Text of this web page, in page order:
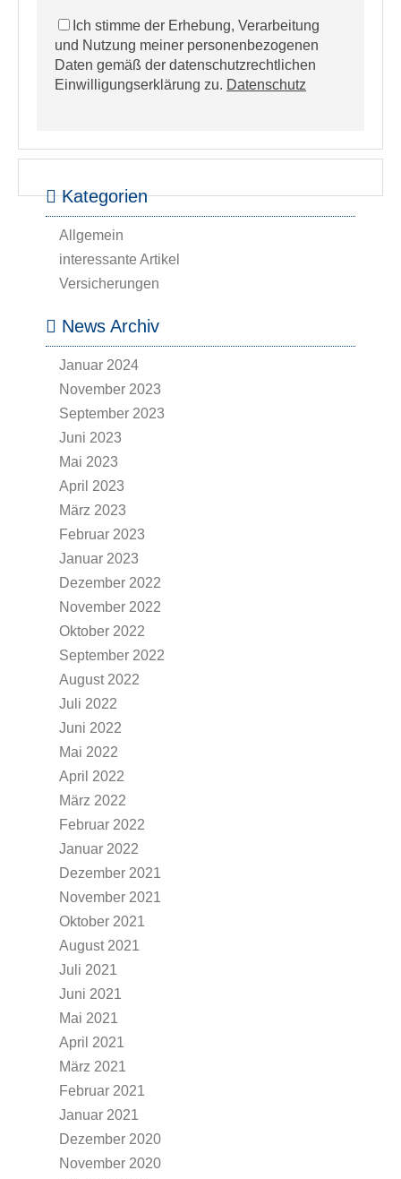
Ich stimme der Erhebung, Verarbeitung
und Nutzung meiner personenbezogenen
Daten gemäß der datenschutzrechtlichen
Einwilligungserklärung zu. Datenschutz
Kategorien
Allgemein
interessante Artikel
Versicherungen
News Archiv
Januar 2024
November 2023
September 2023
Juni 2023
Mai 2023
April 2023
März 2023
Februar 2023
Januar 2023
Dezember 2022
November 2022
Oktober 2022
September 2022
August 2022
Juli 2022
Juni 2022
Mai 2022
April 2022
März 2022
Februar 2022
Januar 2022
Dezember 2021
November 2021
Oktober 2021
August 2021
Juli 2021
Juni 2021
Mai 2021
April 2021
März 2021
Februar 2021
Januar 2021
Dezember 2020
November 2020